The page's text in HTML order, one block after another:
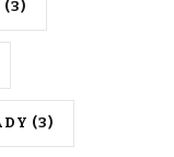
(3)
(3)